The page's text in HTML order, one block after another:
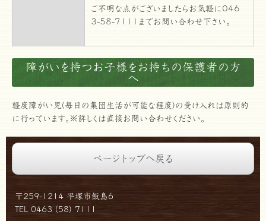
ご不明な点がございましたらお気軽に０４６
３-５８-７１１１までお問い合わせ下さい。
障がいを持つお子様をお持ちの保護者の方
へ
軽度障がい児(毎日の集団生活が可能な程度)の受け入れは原則的
に行っています。※詳しくは直接お問い合わせください。
ページトップへ戻る
〒259-1214 平塚市飯島6
TEL 0463 (58) 7111